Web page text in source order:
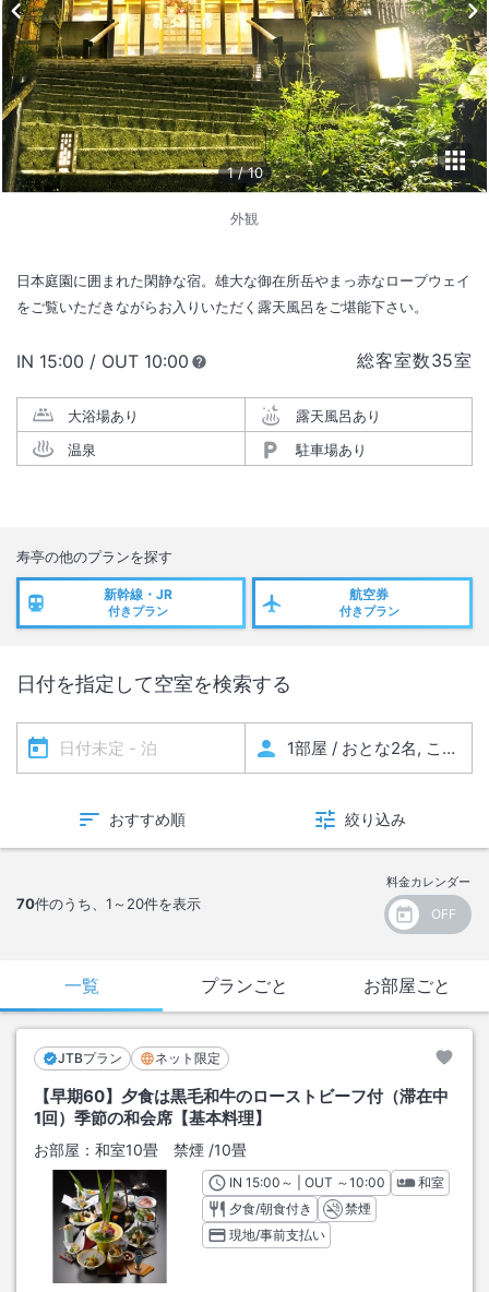
1 /10
外観
日本庭園に囲まれた閑静な宿。雄大な御在所岳やまっ赤なロープウェイ
をご覧いただきながらお入りいただく露天風呂をご堪能下さい。
総客室数35室
IN チェックイン
15:00 / OUT チェックアウト
10:00
大浴場あり
露天風呂あり
温泉
駐車場あり
寿亭の他のプランを探す
新幹線・JR
付きプラン
航空券
付きプラン
日付を指定して空室を検索する
おすすめ順 絞り込み
70件のうち、 1～20件を表示
料金カレンダー
一覧 プランごと お部屋ごと
JTBプラン ネット限定
【早期60】夕食は黒毛和牛のローストビーフ付（滞在中
1回）季節の和会席【基本料理】
お部屋： 和室10畳 禁煙 /10畳
INチェックイン
15:00 ～ | OUT チェックアウト
～10:00
和室
夕食/朝食付き
禁煙
現地/事前支払い